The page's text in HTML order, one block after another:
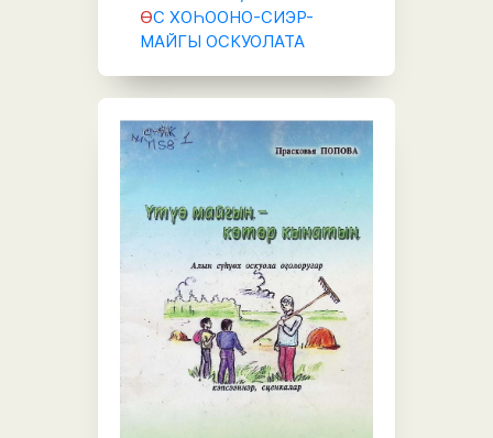
ӨС ХОҺООНО-СИЭР-
МАЙГЫ ОСКУОЛАТА